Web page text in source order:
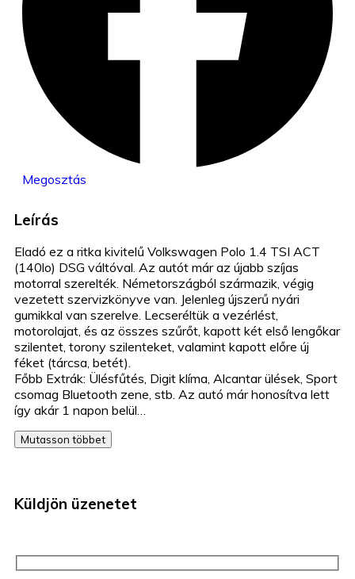
Megosztás
Leírás
Eladó ez a ritka kivitelű Volkswagen Polo 1.4 TSI ACT
(140lo) DSG váltóval. Az autót már az újabb szíjas
motorral szerelték. Németországból származik, végig
vezetett szervizkönyve van. Jelenleg újszerű nyári
gumikkal van szerelve. Lecseréltük a vezérlést,
motorolajat, és az összes szűrőt, kapott két első lengőkar
szilentet, torony szilenteket, valamint kapott előre új
féket (tárcsa, betét).
Főbb Extrák: Ülésfűtés, Digit klíma, Alcantar ülések, Sport
csomag Bluetooth zene, stb. Az autó már honosítva lett
így akár 1 napon belül…
Mutasson többet
Küldjön üzenetet